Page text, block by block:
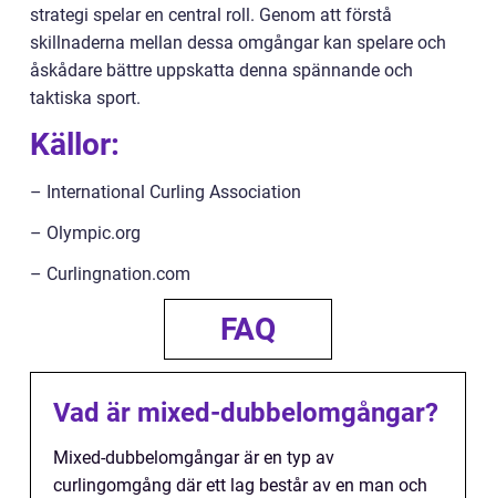
strategi spelar en central roll. Genom att förstå
skillnaderna mellan dessa omgångar kan spelare och
åskådare bättre uppskatta denna spännande och
taktiska sport.
Källor:
– International Curling Association
– Olympic.org
– Curlingnation.com
FAQ
Vad är mixed-dubbelomgångar?
Mixed-dubbelomgångar är en typ av
curlingomgång där ett lag består av en man och